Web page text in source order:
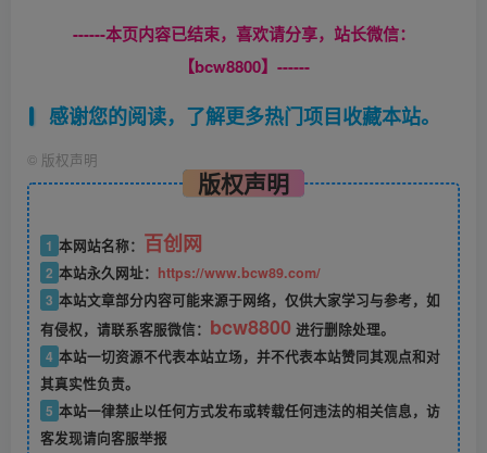
------本页内容已结束，喜欢请分享，站长微信：
【bcw8800】------
感谢您的阅读，了解更多热门项目收藏本站。
© 版权声明
版权声明
1 本网站名称： 百创网
2 本站永久网址： https://www.bcw89.com/
3 本站文章部分内容可能来源于网络，仅供大家学习与参考，如
有侵权，请联系客服微信： bcw8800 进行删除处理。
4 本站一切资源不代表本站立场，并不代表本站赞同其观点和对
其真实性负责。
5 本站一律禁止以任何方式发布或转载任何违法的相关信息，访
客发现请向客服举报